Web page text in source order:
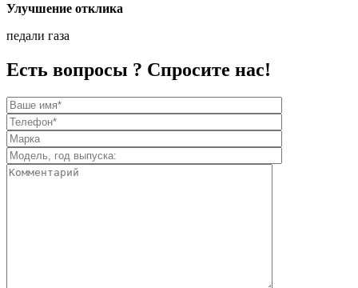
Улучшение отклика
педали газа
Есть вопросы ? Спросите нас!